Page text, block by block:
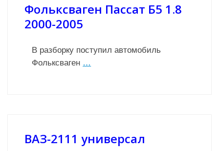
Фольксваген Пассат Б5 1.8
2000-2005
В разборку поступил автомобиль
Фольксваген …
ВАЗ-2111 универсал